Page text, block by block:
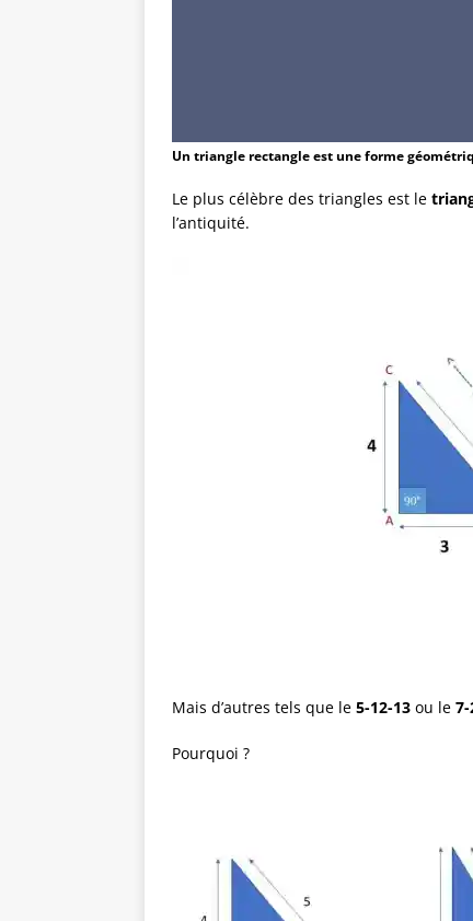
Un triangle rectangle est une forme
Le plus célèbre des triangles est le
l’antiquité.
Mais d’autres tels que le 5-12-13 ou le
Pourquoi ?